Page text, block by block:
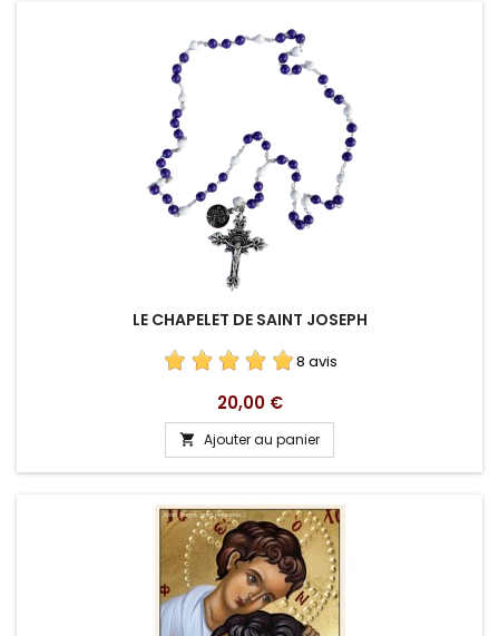
LE CHAPELET DE SAINT JOSEPH
8 avis
Prix
20,00 €
 Ajouter au panier